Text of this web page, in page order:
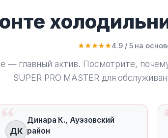
★★★★★4.9 / 5 на
— главный актив. Посмотрите,
SUPER PRO MASTER для
ДК
Динара К., Ауэзовский
район